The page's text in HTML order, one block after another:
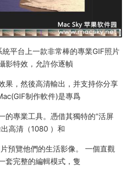
統平台上一款非常棒的專業GIF照片
影特效，允許你逐幀
果，然後高清輸出，并支持你分享
制作軟件)是專爲
的專業工具。憑借其獨特的“活屏
高清（1080 ）和
預覽他們的生活影像。 一個直觀
套完整的編輯模式，隻